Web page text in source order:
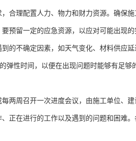
合理配置人力、物力和财力资源。确保
预留一定的应急资源，以应对可能出现的
的不确定因素，如天气变化、材料供应
弹性时间，以便在出现问题时能够有足够
两周召开一次进度会议，由施工单位、
正在进行的工作以及遇到的问题和困难